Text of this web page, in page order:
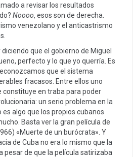
a revisar los resultados
Noooo, esos son de derecha.
venezolano y el anticastrismo
que el gobierno de Miguel
perfecto y lo que yo querría. Es
que el sistema
fracasos. Entre ellos uno
constituye en traba para poder
un serio problema en la
es algo que los propios cubanos
Basta ver la gran película de
«Muerte de un burócrata». Y
de Cuba no era lo mismo que la
pesar de que la película satirizaba